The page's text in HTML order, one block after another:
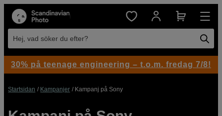
Hej, vad söker du efter?
Startsidan Kampanjer Kampanj på Sony
30% på teenage engineering – t.o.m. fredag 7/8!